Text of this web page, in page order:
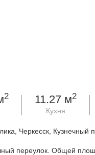
2 11.27 м2
Кухня
Черкесск, Кузнечный
переулок. Общей